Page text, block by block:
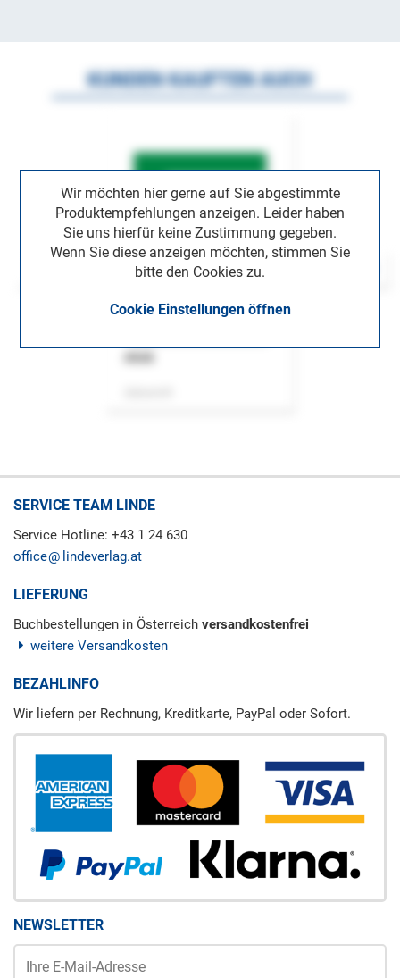
Wir möchten hier gerne auf Sie abgestimmte
Produktempfehlungen anzeigen. Leider haben
Sie uns hierfür keine Zustimmung gegeben.
Wenn Sie diese anzeigen möchten, stimmen Sie
bitte den Cookies zu.
Cookie Einstellungen öffnen
KUNDEN KAUFTEN AUCH
SERVICE TEAM LINDE
Service Hotline: +43 1 24 630
office
lindeverlag.at
LIEFERUNG
Buchbestellungen in Österreich versandkostenfrei
weitere Versandkosten
BEZAHLINFO
Wir liefern per Rechnung, Kreditkarte, PayPal oder Sofort.
NEWSLETTER